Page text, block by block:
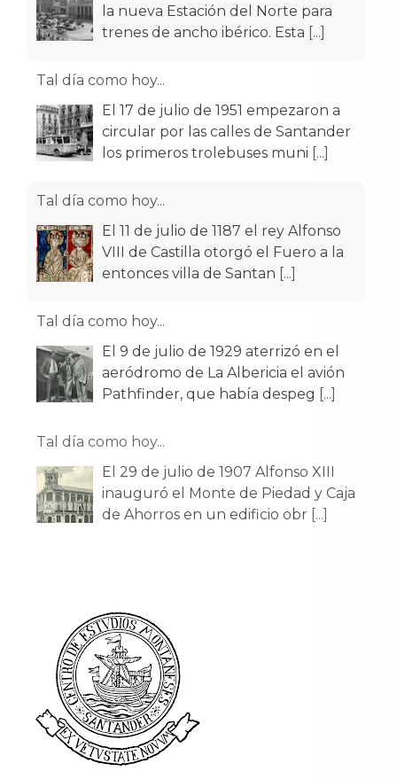
la nueva Estación del Norte para
trenes de ancho ibérico. Esta [...]
Tal día como hoy...
El 17 de julio de 1951 empezaron a
circular por las calles de Santander
los primeros trolebuses muni [...]
Tal día como hoy...
El 11 de julio de 1187 el rey Alfonso
VIII de Castilla otorgó el Fuero a la
entonces villa de Santan [...]
Tal día como hoy...
El 9 de julio de 1929 aterrizó en el
aeródromo de La Albericia el avión
Pathfinder, que había despeg
[...]
Tal día como hoy...
El 29 de julio de 1907 Alfonso XIII
inauguró el Monte de Piedad y Caja
de Ahorros en un edificio obr [...]